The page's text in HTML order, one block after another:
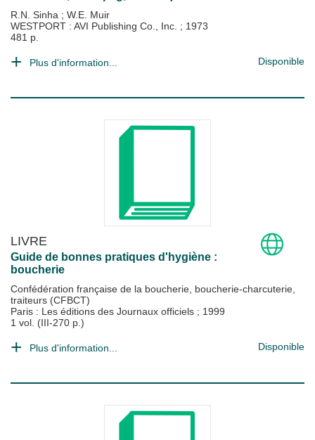
R.N. Sinha ; W.E. Muir
WESTPORT : AVI Publishing Co., Inc. ; 1973
481 p.
Plus d'information... Disponible
LIVRE
Guide de bonnes pratiques d'hygiène :
boucherie
Confédération française de la boucherie, boucherie-charcuterie,
traiteurs (CFBCT)
Paris : Les éditions des Journaux officiels ; 1999
1 vol. (III-270 p.)
Plus d'information... Disponible